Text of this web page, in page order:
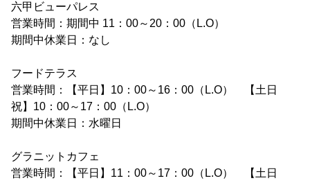
六甲ビューパレス
営業時間：期間中 11：00～20：00（L.O）
期間中休業日：なし
フードテラス
営業時間：【平日】10：00～16：00（L.O） 【土日
祝】10：00～17：00（L.O）
期間中休業日：水曜日
グラニットカフェ
営業時間：【平日】11：00～17：00（L.O） 【土日